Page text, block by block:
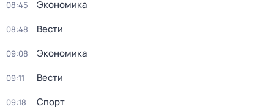
08:45 Экономика
08:48 Вести
09:08 Экономика
09:11 Вести
09:18 Спорт